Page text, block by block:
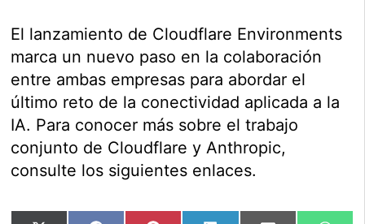
El lanzamiento de Cloudflare Environments
marca un nuevo paso en la colaboración
entre ambas empresas para abordar el
último reto de la conectividad aplicada a la
IA. Para conocer más sobre el trabajo
conjunto de Cloudflare y Anthropic,
consulte los siguientes enlaces.